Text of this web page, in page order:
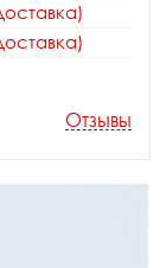
Отзывы